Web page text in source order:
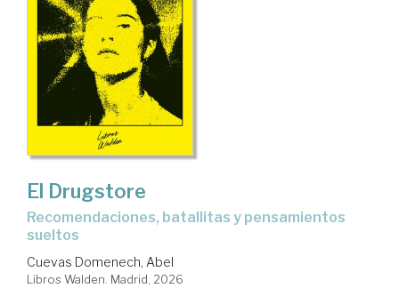
El Drugstore
Recomendaciones, batallitas y pensamientos
sueltos
Cuevas Domenech, Abel
Libros Walden. Madrid, 2026